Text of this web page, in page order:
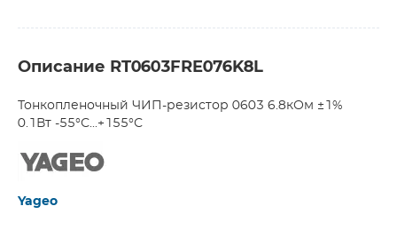
Описание RT0603FRE076K8L
Тонкопленочный ЧИП-резистор 0603 6.8кОм ±1%
0.1Вт -55°С...+155°С
Yageo